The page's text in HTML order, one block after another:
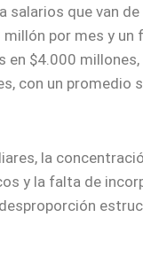
que van
por mes y
en $4.000
con un promedio
la
y la falta de